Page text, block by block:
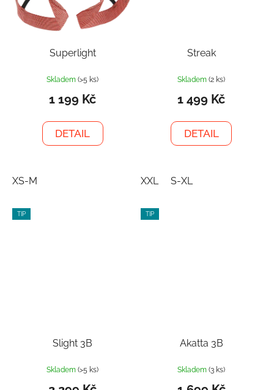
Superlight
Skladem(>5 ks)
1 199 Kč
DETAIL
XS-M
Streak
Skladem (2 ks)
1 499 Kč
DETAIL
XXL S-XL
TIP
Slight 3B
Skladem(>5 ks)
TIP
Akatta 3B
Skladem (3 ks)